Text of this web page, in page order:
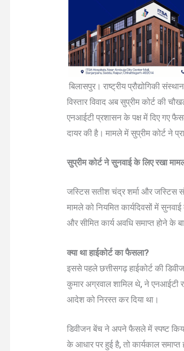
बिलासपुर। राष्ट्रीय प्रौद्योगिकी
विस्तार विवाद अब सुप्रीम कोर्ट की
एनआईटी प्रशासन के पक्ष में दिए गए
दायर की है। मामले में सुप्रीम कोर्ट ने
सुप्रीम कोर्ट ने सुनवाई के लिए रखा
जस्टिस सतीश चंद्र शर्मा और जस्टिस
मामले को नियमित कार्यदिवसों में
और सीमित कार्य अवधि समाप्त होने के
क्या था हाईकोर्ट का फैसला?
इससे पहले छत्तीसगढ़ हाईकोर्ट की
कुमार अग्रवाल शामिल थे, ने एनआईटी
आदेश को निरस्त कर दिया था।
डिवीजन बेंच ने अपने फैसले में स्पष्ट किया
के आधार पर हुई है, तो कार्यकाल समाप्त